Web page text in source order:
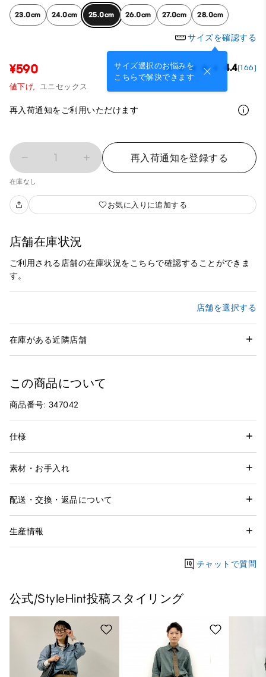
23.0cm 24.0cm 25.0cm 26.0cm 27.0cm 28.0cm
サイズを確認する
サイズ選択のお悩みを
こちらで解決できます
¥590 4.4(166)
値下げ, ユニセックス
再入荷通知をご利用いただけます
1 再入荷通知を登録する
在庫なし
お気に入りに追加する
店舗在庫状況
ご利用される店舗の在庫状況をこちらで確認することができま
す。
店舗を選択する
在庫がある近隣店舗
この商品について
商品番号: 347042
仕様
素材・お手入れ
配送・交換・返品について
生産情報
チャットで質問
公式/StyleHint投稿スタイリング